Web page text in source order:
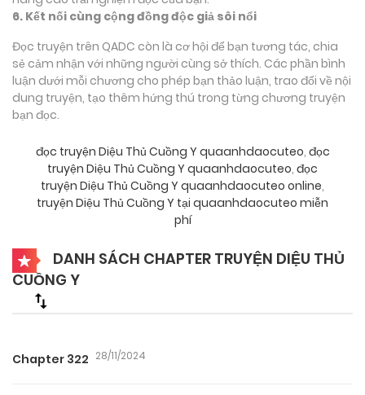
6. Kết nối cùng cộng đồng độc giả sôi nổi
Đọc truyện trên QADC còn là cơ hội để bạn tương tác, chia
sẻ cảm nhận với những người cùng sở thích. Các phần bình
luận dưới mỗi chương cho phép bạn thảo luận, trao đổi về nội
dung truyện, tạo thêm hứng thú trong từng chương truyện
bạn đọc.
đọc truyện Diệu Thủ Cuồng Y quaanhdaocuteo, đọc
truyện Diệu Thủ Cuồng Y quaanhdaocuteo, đọc
truyện Diệu Thủ Cuồng Y quaanhdaocuteo online,
truyện Diệu Thủ Cuồng Y tại quaanhdaocuteo miễn
phí
DANH SÁCH CHAPTER TRUYỆN DIỆU THỦ
CUỒNG Y
Chapter 322 28/11/2024